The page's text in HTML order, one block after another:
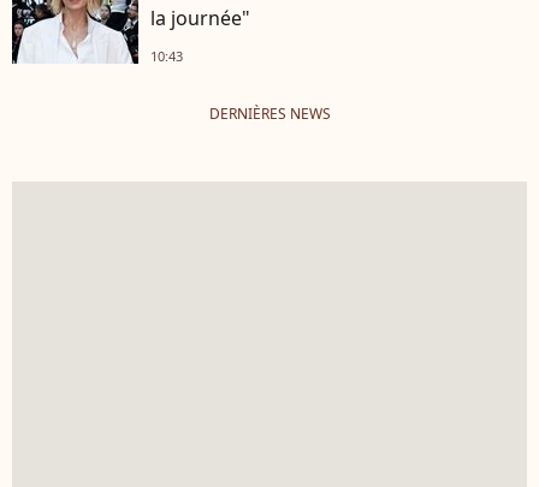
la journée"
10:43
DERNIÈRES NEWS